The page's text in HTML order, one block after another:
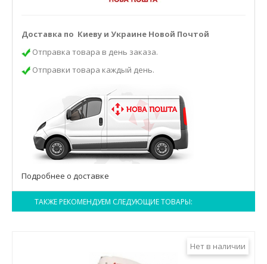
Доставка по Киеву и Украине Новой Почтой
Отправка товара в день заказа.
Отправки товара каждый день.
Подробнее о доставке
ТАКЖЕ РЕКОМЕНДУЕМ СЛЕДУЮЩИЕ ТОВАРЫ:
Нет в наличии